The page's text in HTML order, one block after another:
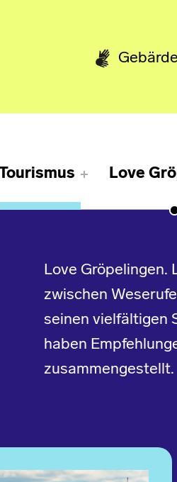
Love
Love Gröpelingen.
zwischen
seinen vielfältigen
haben
zusammengestellt.